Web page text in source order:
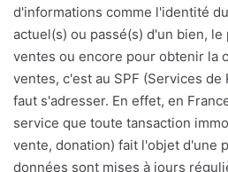
d'informations comme l'identité
actuel(s) ou passé(s) d'un bien,
ventes ou encore pour obtenir la
ventes, c'est au SPF (Services
faut s'adresser. En effet, en
service que toute tansaction
vente, donation) fait l'objet d'une
données sont mises à jours